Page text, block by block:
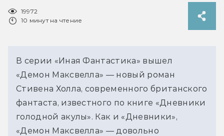
19972
10 минут на чтение
В серии «Иная Фантастика» вышел
«Демон Максвелла» — новый роман
Стивена Холла, современного британского
фантаста, известного по книге «Дневники
голодной акулы». Как и «Дневники»,
«Демон Максвелла» — довольно